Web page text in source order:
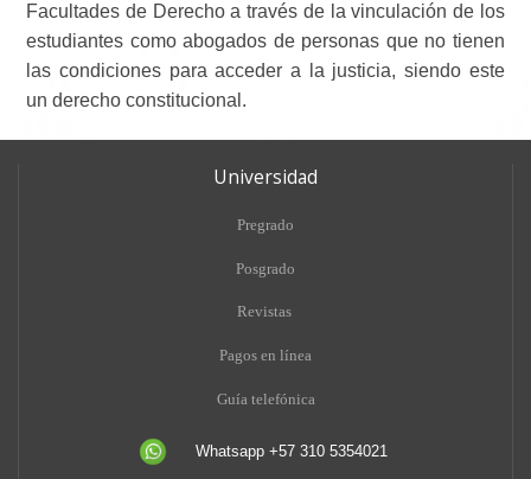
Facultades de Derecho a través de la vinculación de los
estudiantes como abogados de personas que no tienen
las condiciones para acceder a la justicia, siendo este
un derecho constitucional.
Universidad
Pregrado
Posgrado
Revistas
Pagos en línea
Guía telefónica
Whatsapp +57 310 5354021